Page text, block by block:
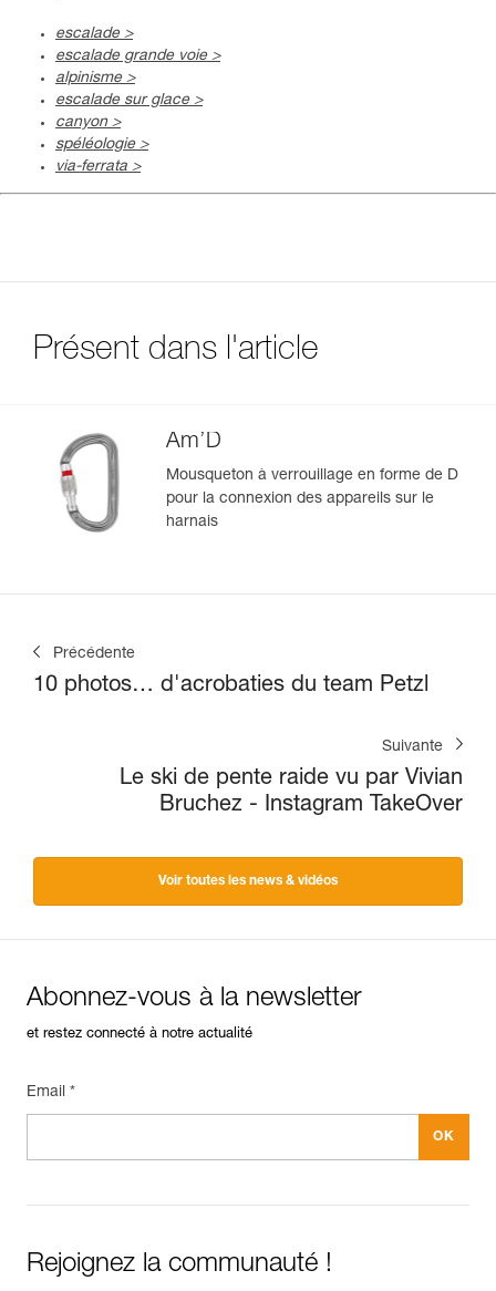
escalade >
escalade grande voie >
alpinisme >
escalade sur glace >
canyon >
spéléologie >
via-ferrata >
Présent dans l'article
Am’D
Mousqueton à verrouillage en forme de D
pour la connexion des appareils sur le
harnais
Précédente
10 photos… d'acrobaties du team Petzl
Suivante
Le ski de pente raide vu par Vivian
Bruchez - Instagram TakeOver
Voir toutes les news & vidéos
Abonnez-vous à la newsletter
et restez connecté à notre actualité
Email *
Rejoignez la communauté !